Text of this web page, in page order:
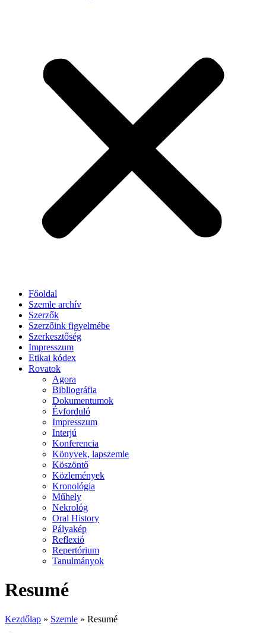
Főoldal
Szemle archív
Szerzők
Szerzőink figyelmébe
Szerkesztőség
Impresszum
Etikai kódex
Rovatok
Agora
Bibliográfia
Dokumentumok
Évforduló
Impresszum
Interjú
Konferencia
Könyvek, lapszemle
Köszöntő
Közlemények
Kronológia
Műhely
Nekrológ
Oral History
Pályakép
Reflexió
Repertórium
Tanulmányok
Resumé
Kezdőlap » Szemle » Resumé